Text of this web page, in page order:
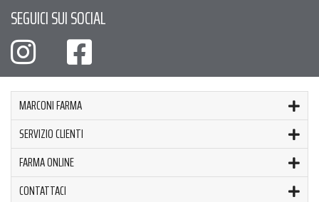
SEGUICI SUI SOCIAL
MARCONI FARMA
SERVIZIO CLIENTI
FARMA ONLINE
CONTATTACI